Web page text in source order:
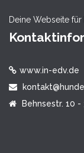
Deine Webseite
www.in-edv.de
Behnsestr. 10